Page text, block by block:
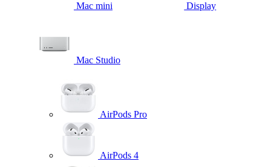
Mac mini Display
Mac Studio
AirPods Pro
AirPods 4